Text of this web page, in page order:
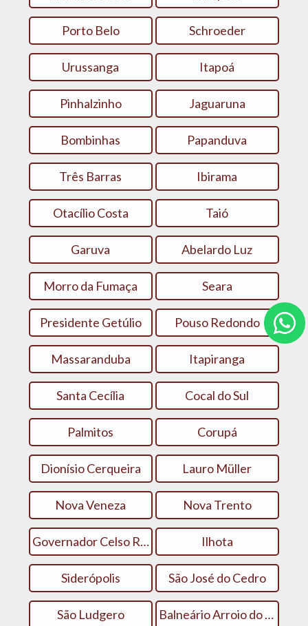
Porto Belo Schroeder
Urussanga Itapoá
Pinhalzinho Jaguaruna
Bombinhas Papanduva
Três Barras Ibirama
Otacílio Costa Taió
Garuva Abelardo Luz
Morro da Fumaça Seara
Presidente Getúlio Pouso Redondo
Massaranduba Itapiranga
Santa Cecília Cocal do Sul
Palmitos Corupá
Dionísio Cerqueira Lauro Müller
Nova Veneza Nova Trento
Governador Celso Ramos Ilhota
Siderópolis São José do Cedro
São Ludgero Balneário Arroio do Silva